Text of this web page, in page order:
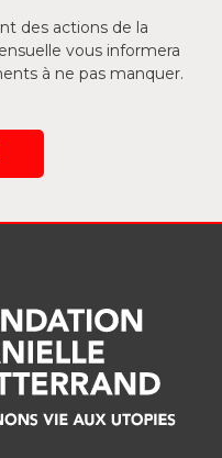
des actions de la
vous informera
à ne pas manquer.